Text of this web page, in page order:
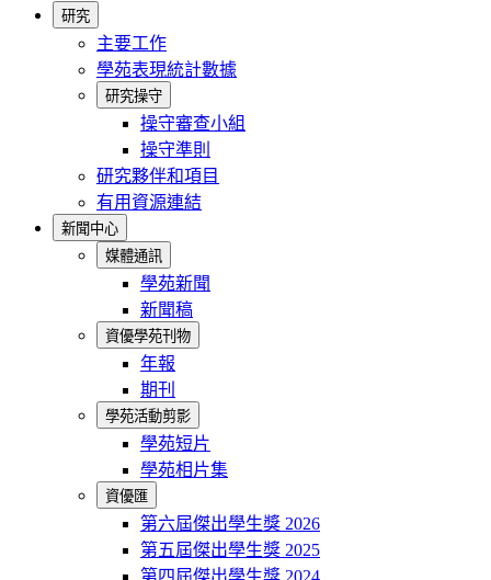
研究
主要工作
學苑表現統計數據
研究操守
操守審查小組
操守準則
研究夥伴和項目
有用資源連結
新聞中心
媒體通訊
學苑新聞
新聞稿
資優學苑刊物
年報
期刊
學苑活動剪影
學苑短片
學苑相片集
資優匯
第六屆傑出學生獎 2026
第五屆傑出學生獎 2025
第四屆傑出學生獎 2024